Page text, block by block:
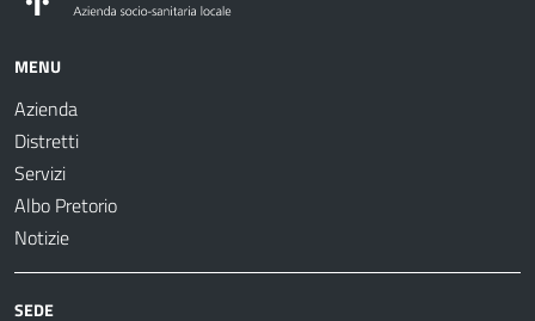
MENU
Azienda
Distretti
Servizi
Albo Pretorio
Notizie
SEDE